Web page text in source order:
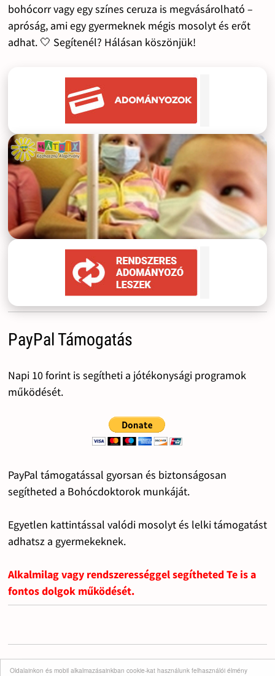
Oldalainkon és mobil alkalmazásainkban cookie-kat használunk felhasználói élmény
bohócorr vagy egy színes ceruza is megvásárolható –
apróság, ami egy gyermeknek mégis mosolyt és erőt
adhat. 🤍 Segítenél? Hálásan köszönjük!
PayPal Támogatás
Napi 10 forint is segítheti a jótékonysági programok
működését.
PayPal támogatással gyorsan és biztonságosan
segítheted a Bohócdoktorok munkáját.
Egyetlen kattintással valódi mosolyt és lelki támogatást
adhatsz a gyermekeknek.
Alkalmilag vagy rendszerességgel segítheted Te is a
fontos dolgok működését.